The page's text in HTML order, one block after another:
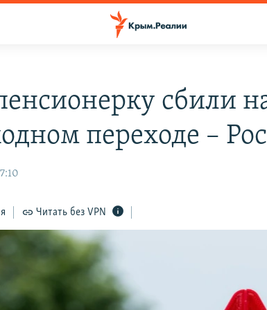
сбили
переходе –
Читать без VPN